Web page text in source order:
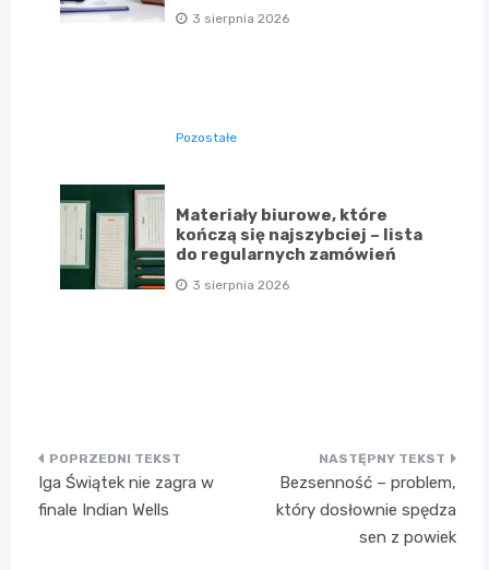
3 sierpnia 2026
Pozostałe
Materiały biurowe, które
kończą się najszybciej – lista
do regularnych zamówień
3 sierpnia 2026
Nawigacja
wpisu
Iga Świątek nie zagra w
finale Indian Wells
Bezsenność – problem,
który dosłownie spędza
sen z powiek